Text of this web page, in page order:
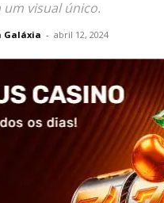
um visual único.
Galáxia - abril 12, 2024